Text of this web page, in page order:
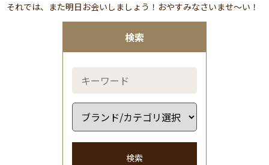
検索
検索
それでは、また明日お会いしましょう！おやすみなさいませ～い！